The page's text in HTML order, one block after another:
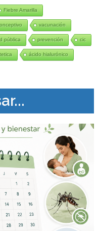
Fiebre Amarilla
vacunación
pública prevención cic
ácido hialurónico